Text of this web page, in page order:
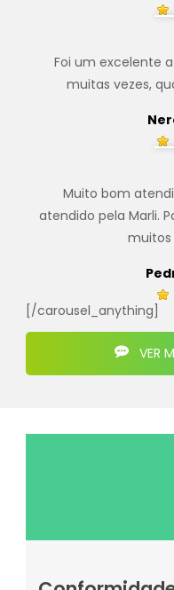
Foi um excelente
muitas vezes,
Muito bom
atendido pela Marli.
muitos
[/carousel_anything]
VER